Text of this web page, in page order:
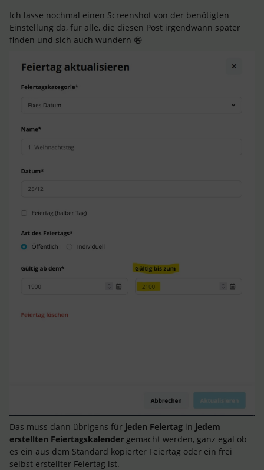
Ich lasse nochmal einen Screenshot von der benötigten
Einstellung da, für alle, die diesen Post irgendwann später
finden und sich auch wundern 😄
Das muss dann übrigens für jeden Feiertag in jedem
erstellten Feiertagskalender gemacht werden, ganz egal ob
es ein aus dem Standard kopierter Feiertag oder ein frei
selbst erstellter Feiertag ist.